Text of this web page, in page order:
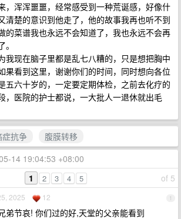
，浑浑噩噩，经常感受到一种荒诞感，好像什
清楚的意识到他走了，他的故事我再也听不到
的菜谱我也永远不会知道了，我也永远不会再
我现在脑子里都是乱七八糟的，只是想把胸中
果看到这里，谢谢你们的时间，同时想向各位
五六十岁的，一定要定期体检，之前去化疗的
，医院的护士都说，一大批人一退休就出毛
症抗争
腹膜转移
14 19:04:53 +08:00
of 5
1 2 3 4 5
1
2025 12
弟节哀! 你们过的好,天堂的父亲能看到